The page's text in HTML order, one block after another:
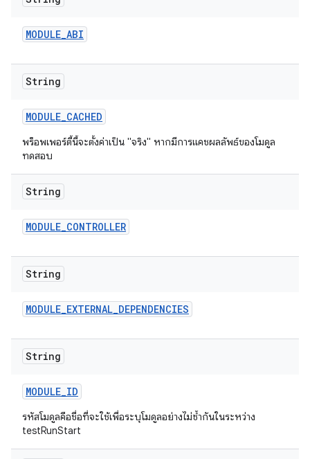
MODULE_ABI
String
MODULE_CACHED
พร็อพเพอร์ตี้นี้จะตั้งค่าเป็น "จริง" หากมีการแคชผลลัพธ์ของโมดูล
ทดสอบ
String
MODULE_CONTROLLER
String
MODULE_EXTERNAL_DEPENDENCIES
String
MODULE_ID
รหัสโมดูลคือชื่อที่จะใช้เพื่อระบุโมดูลอย่างไม่ซ้ำกันในระหว่าง
testRunStart